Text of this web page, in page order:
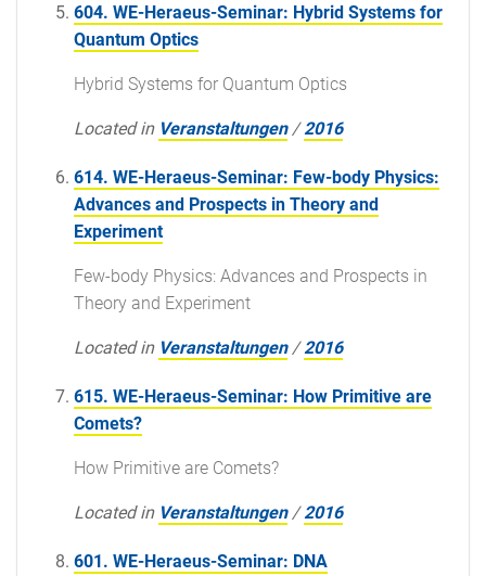
604. WE-Heraeus-Seminar: Hybrid Systems for
Quantum Optics
Hybrid Systems for Quantum Optics
Located in Veranstaltungen /2016
614. WE-Heraeus-Seminar: Few-body Physics:
Advances and Prospects in Theory and
Experiment
Few-body Physics: Advances and Prospects in
Theory and Experiment
Located in Veranstaltungen /2016
615. WE-Heraeus-Seminar: How Primitive are
Comets?
How Primitive are Comets?
Located in Veranstaltungen /2016
601. WE-Heraeus-Seminar: DNA